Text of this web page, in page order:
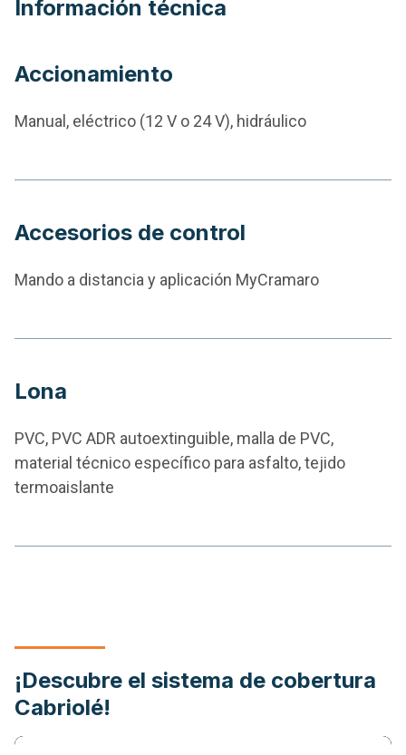
Información técnica
Accionamiento
Manual, eléctrico (12 V o 24 V), hidráulico
Accesorios de control
Mando a distancia y aplicación MyCramaro
Lona
PVC, PVC ADR autoextinguible, malla de PVC,
material técnico específico para asfalto, tejido
termoaislante
¡Descubre el sistema de cobertura
Cabriolé!